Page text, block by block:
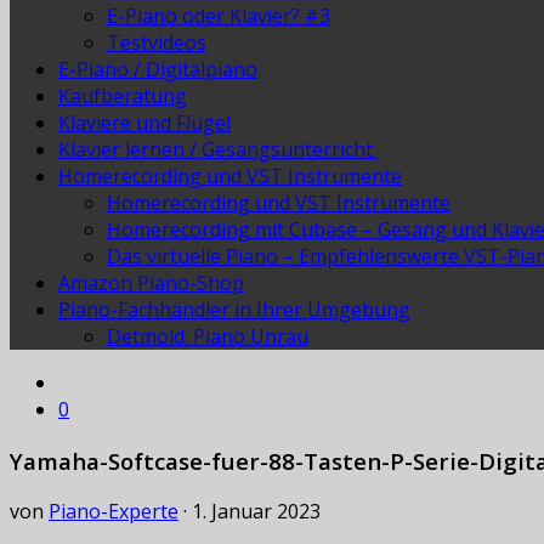
E-Piano oder Klavier? #3
Testvideos
E-Piano / Digitalpiano
Kaufberatung
Klaviere und Flügel
Klavier lernen / Gesangsunterricht
Homerecording und VST Instrumente
Homerecording und VST Instrumente
Homerecording mit Cubase – Gesang und
Das virtuelle Piano – Empfehlenswerte VST-
Amazon Piano-Shop
Piano-Fachhändler in Ihrer Umgebung
Detmold: Piano Unrau
0
Yamaha-Softcase-fuer-88-Tasten-P-Serie-
von Piano-Experte · 1. Januar 2023